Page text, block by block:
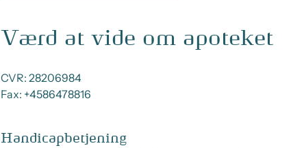
Værd at vide om apoteket
CVR: 28206984
Fax: +4586478816
Handicapbetjening